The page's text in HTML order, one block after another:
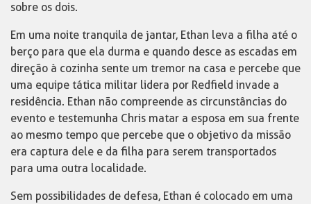
sobre os dois.
Em uma noite tranquila de jantar, Ethan leva a filha até o
berço para que ela durma e quando desce as escadas em
direção à cozinha sente um tremor na casa e percebe que
uma equipe tática militar lidera por Redfield invade a
residência. Ethan não compreende as circunstâncias do
evento e testemunha Chris matar a esposa em sua frente
ao mesmo tempo que percebe que o objetivo da missão
era captura dele e da filha para serem transportados
para uma outra localidade.
Sem possibilidades de defesa, Ethan é colocado em uma